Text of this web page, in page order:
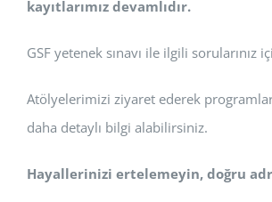
kayıtlarımız devamlıdır.
GSF yetenek sınavı ile ilgili sorularınız
Atölyelerimizi ziyaret ederek
daha detaylı bilgi alabilirsiniz.
Hayallerinizi ertelemeyin, doğru